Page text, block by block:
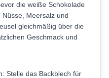
die weiße Schokolade
Meersalz und
gleichmäßig über die
Geschmack und
Stelle das Backblech für